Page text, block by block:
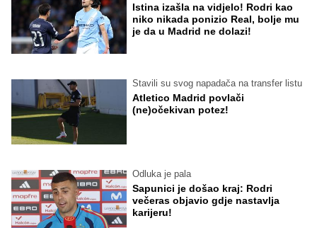
Istina izašla na vidjelo! Rodri kao
niko nikada ponizio Real, bolje mu
je da u Madrid ne dolazi!
Stavili su svog napadača na transfer listu
Atletico Madrid povlači
(ne)očekivan potez!
Odluka je pala
Sapunici je došao kraj: Rodri
večeras objavio gdje nastavlja
karijeru!